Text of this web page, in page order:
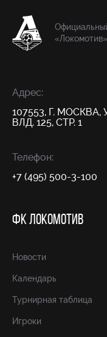
«Локомотив»
Адрес:
107553, Г.
ВЛД. 125, СТР. 1
Телефон:
+7 (495) 500-3-100
ФК ЛОКОМОТИВ
Новости
Календарь
Турнирная таблица
Игроки